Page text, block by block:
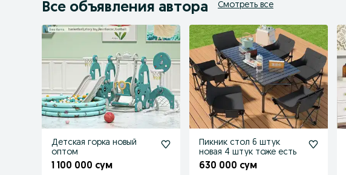
Все объявления автора Смотреть все
Детская горка новый
оптом
1 100 000 сум
Пикник стол 6 штук
новая 4 штук тоже есть
630 000 сум